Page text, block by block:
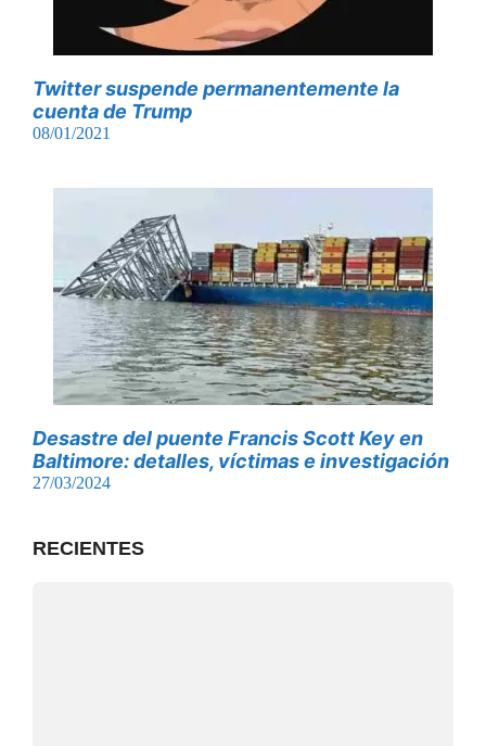
Twitter suspende permanentemente la
cuenta de Trump
08/01/2021
Desastre del puente Francis Scott Key en
Baltimore: detalles, víctimas e investigación
27/03/2024
RECIENTES